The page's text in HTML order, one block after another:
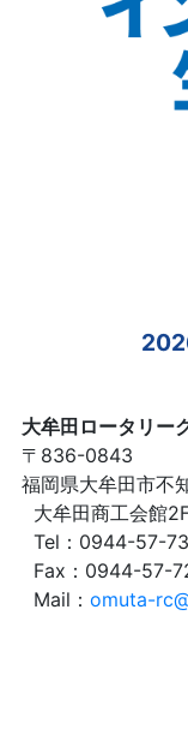
大牟田ロータリー
〒836-0843
福岡県大牟田市不
大牟田商工会館
Tel：0944-57-
Fax：0944-57-
Mail：omuta-